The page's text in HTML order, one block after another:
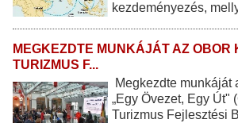
kezdeményezés,
MEGKEZDTE MUNKÁJÁT AZ OBOR
TURIZMUS F...
Megkezdte munkáját
„Egy Övezet, Egy Út"
Turizmus Fejlesztési